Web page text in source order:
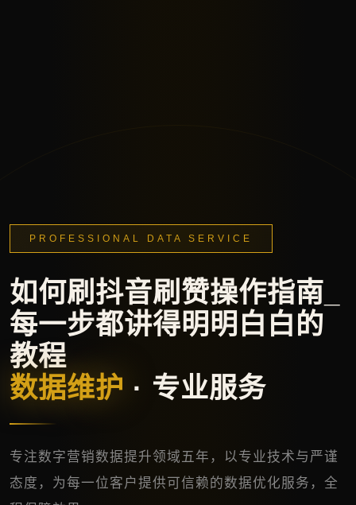
PROFESSIONAL DATA SERVICE
如何刷抖音刷赞操作指南_
每一步都讲得明明白白的
教程
数据维护 · 专业服务
专注数字营销数据提升领域五年，以专业技术与严谨
态度，为每一位客户提供可信赖的数据优化服务，全